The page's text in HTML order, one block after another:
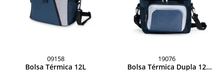
09158
Bolsa Térmica 12L
19076
Bolsa Térmica Dupla 12